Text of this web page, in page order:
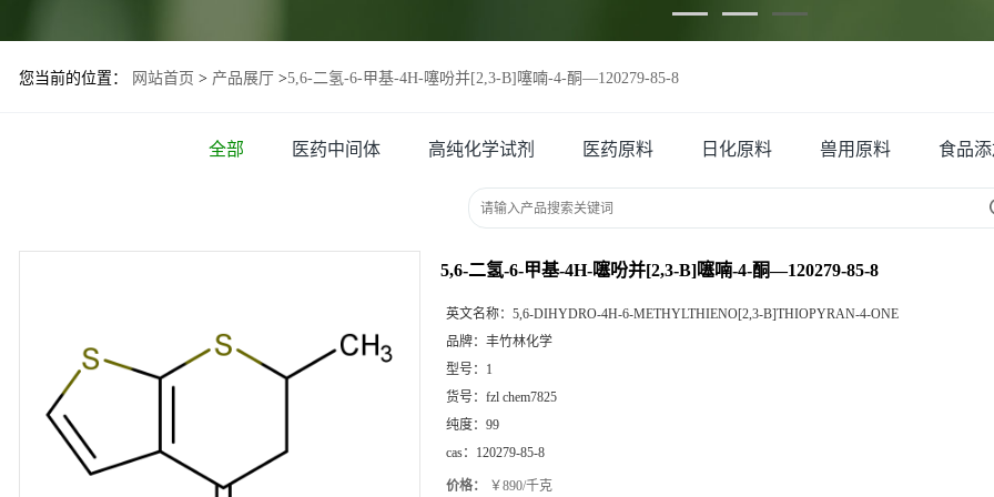
您当前的位置： 网站首页 > 产品展厅 >5,6-二氢-6-甲基-4H-噻吩并[2,3-B]噻喃-4-酮—120279-85-8
全部 医药中间体 高纯化学试剂 医药原料 日化原料 兽用原料 食品
5,6-二氢-6-甲基-4H-噻吩并[2,3-B]噻喃-4-酮—120279-85-8
英文名称： 5,6-DIHYDRO-4H-6-METHYLTHIENO[2,3-B]THIOPYRAN-4-ONE
品牌： 丰竹林化学
型号： 1
货号： fzl chem7825
纯度： 99
cas： 120279-85-8
价格： ￥890/千克